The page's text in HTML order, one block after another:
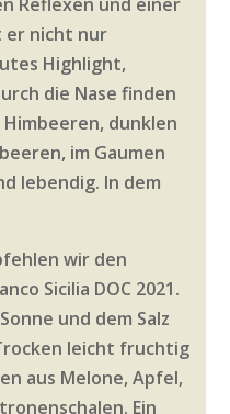
er nicht nur
Highlight,
die Nase finden
dunklen
im Gaumen
lebendig. In dem
wir den
Sicilia DOC 2021.
und dem Salz
leicht fruchtig
aus Melone, Apfel,
Ein